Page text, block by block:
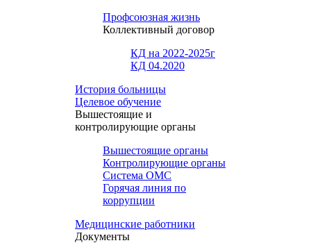
Профсоюзная жизнь
Коллективный договор
КД на 2022-2025г
КД 04.2020
История больницы
Целевое обучение
Вышестоящие и
контролирующие органы
Вышестоящие органы
Контролирующие органы
Система ОМС
Горячая линия по
коррупции
Медицинские работники
Документы